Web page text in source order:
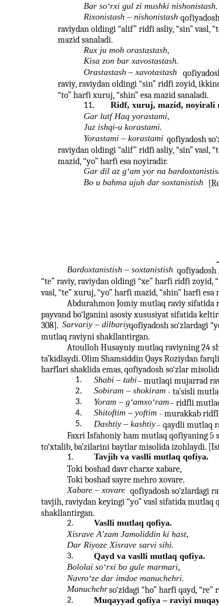
Bar so‘rxi gul zi mushki nishonistash.
Rixonistash – nishonistash
raviydan oldingi “alif” ridfi asliy, “sin” vasl,
mazid sanaladi.
Rux ju moh orastastash,
Kisa zon bar xavostastash.
Orastastash – xavotastash
raviy, raviydan oldingi “sin” ridfi zoyid,
“to” harfi xuruj, “shin” esa mazid sanaladi.
11.
Ridf, xuruj, mazid, noyirali
Gar lutf Haq yorastami,
Juz ishqi-u korastami.
Yorastami – korastami qofiyadosh
raviydan oldingi “alif” ridfi asliy, “sin” vasl,
mazid, “yo” harfi esa noyiradir.
Gar dil az g‘am yor na
Bo u bahma ujuh dar soxtanistish
Bardoxtanistish – soxtanistish qofiyadosh
“te” raviy, raviydan oldingi “xe” harfi ridfi zoyid,
vasl, “te” xuruj, “yo” harfi mazid, “shin” harfi esa
Abdurahmon Jomiy mutlaq raviy sifatida
payvand bo‘lganini asosiy xususiyat sifatida
308]. Sarvariy – dilbariyqofiyadosh so‘zlardagi
mutlaq raviyni shakllantirgan.
Atoulloh Husayniy mutlaq raviyning 24
ta’kidlaydi. Olim Shamsiddin Qays Roziydan
harflari shaklida emas, qofiyadosh so‘zlar
1. Shabi – tabi– mutlaqi mujarrad
2. Sobiram – shokiram - ta’sisli
3. Yoram – g‘amxo‘ram– ridfli
4. Shitoftim – yoftim - murakkab
5. Dashtiy – kashtiy– qaydli mutlaq
Faxri Isfahoniy ham mutlaq qofiyaning 5
to‘xtalib, ba’zilarini baytlar misolida izohlaydi.
1. Tavjih va vaslli mutlaq qofiya.
Toki boshad davr charxe xabare,
Toki boshad sayre mehro xovare.
Xabare – xovare qofiyadosh so‘zlardagi
tavjih, raviydan keyingi “yo” vasl sifatida mutlaq
shakllantirgan.
2.
Vaslli mutlaq qofiya.
Xisrave A’zam Jamoliddin ki hast,
Dar Riyoze Xisrave sarvi sihi.
3.
Qayd va vaslli mutlaq qofiya.
Bololai so‘rxi bo gule marmari,
Navro‘ze dar imdoe manuchehri.
Manuchehrso‘zidagi “ho” harfi qayd, “re”
2. Muqayyad qofiya – raviyi